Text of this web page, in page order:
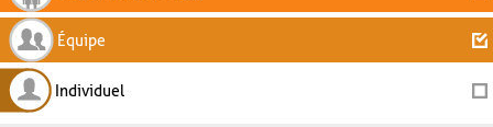
Équipe
Individuel